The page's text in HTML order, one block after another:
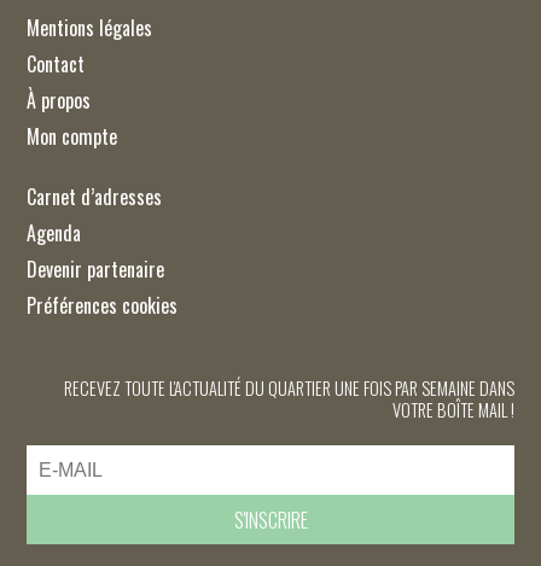
Mentions légales
Contact
À propos
Mon compte
Carnet d’adresses
Agenda
Devenir partenaire
Préférences cookies
RECEVEZ TOUTE L'ACTUALITÉ DU QUARTIER UNE FOIS PAR SEMAINE DANS
VOTRE BOÎTE MAIL !